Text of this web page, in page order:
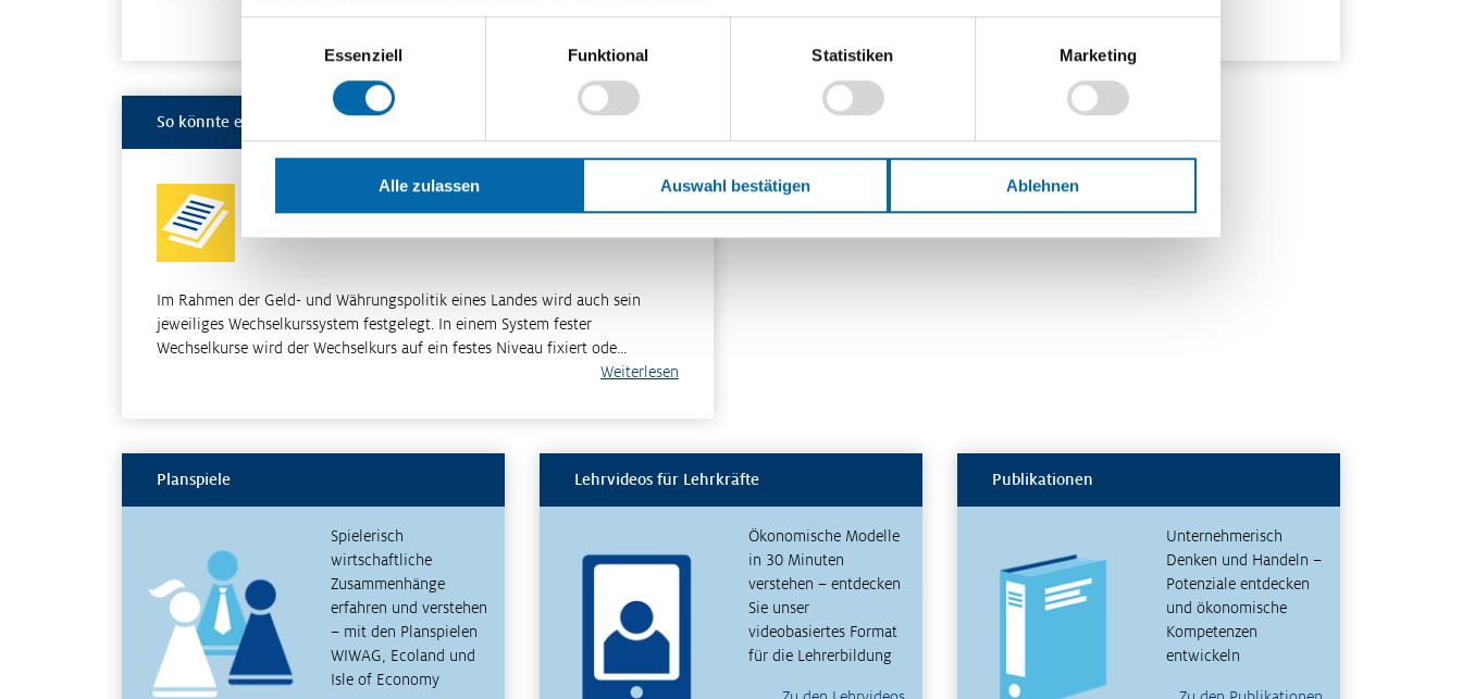
Essenziell
Funktional Statistiken Marketing
Ablehnen
Auswahl bestätigen
Alle zulassen
Weiterlesen
Weiterlesen
So könnte es weitergehen
Wechselkurssysteme im Vergleich – Die Rolle der
Zentralbank in Systemen fester und flexibler
Im Rahmen der Geld- und Währungspolitik eines Landes wird auch sein
jeweiliges Wechselkurssystem festgelegt. In einem System fester
Wechselkurse wird der Wechselkurs auf ein festes Niveau fixiert ode…
Weiterlesen
Planspiele
Spielerisch
wirtschaftliche
Zusammenhänge
erfahren und verstehen
– mit den Planspielen
WIWAG, Ecoland und
Isle of Economy
Lehrvideos für Lehrkräfte
Ökonomische Modelle
in 30 Minuten
verstehen – entdecken
Sie unser
videobasiertes Format
für die Lehrerbildung
Publikationen
Unternehmerisch
Denken und Handeln –
Potenziale entdecken
und ökonomische
Kompetenzen
entwickeln